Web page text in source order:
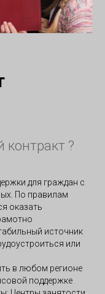
?
для граждан с
По правилам
оказать
источник
или
в любом регионе
поддержке